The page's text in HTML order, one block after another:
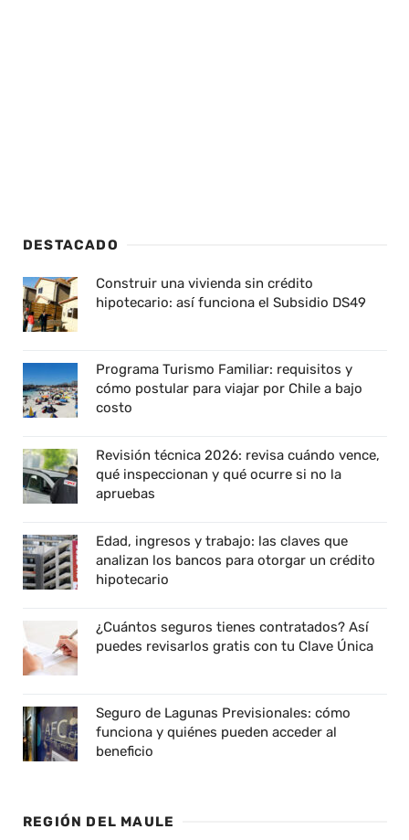
DESTACADO
Construir una vivienda sin crédito
hipotecario: así funciona el Subsidio DS49
Programa Turismo Familiar: requisitos y
cómo postular para viajar por Chile a bajo
costo
Revisión técnica 2026: revisa cuándo vence,
qué inspeccionan y qué ocurre si no la
apruebas
Edad, ingresos y trabajo: las claves que
analizan los bancos para otorgar un crédito
hipotecario
¿Cuántos seguros tienes contratados? Así
puedes revisarlos gratis con tu Clave Única
Seguro de Lagunas Previsionales: cómo
funciona y quiénes pueden acceder al
beneficio
REGIÓN DEL MAULE